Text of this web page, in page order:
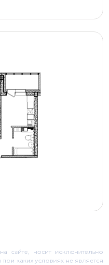
сайте, носит исключительно
каких условиях не является